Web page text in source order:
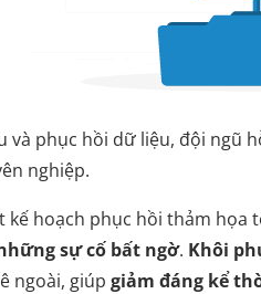
và phục hồi dữ liệu, đội ngũ
nghiệp.
kế hoạch phục hồi thảm họa
sự cố bất ngờ. Khôi
ngoài, giúp giảm đáng kể